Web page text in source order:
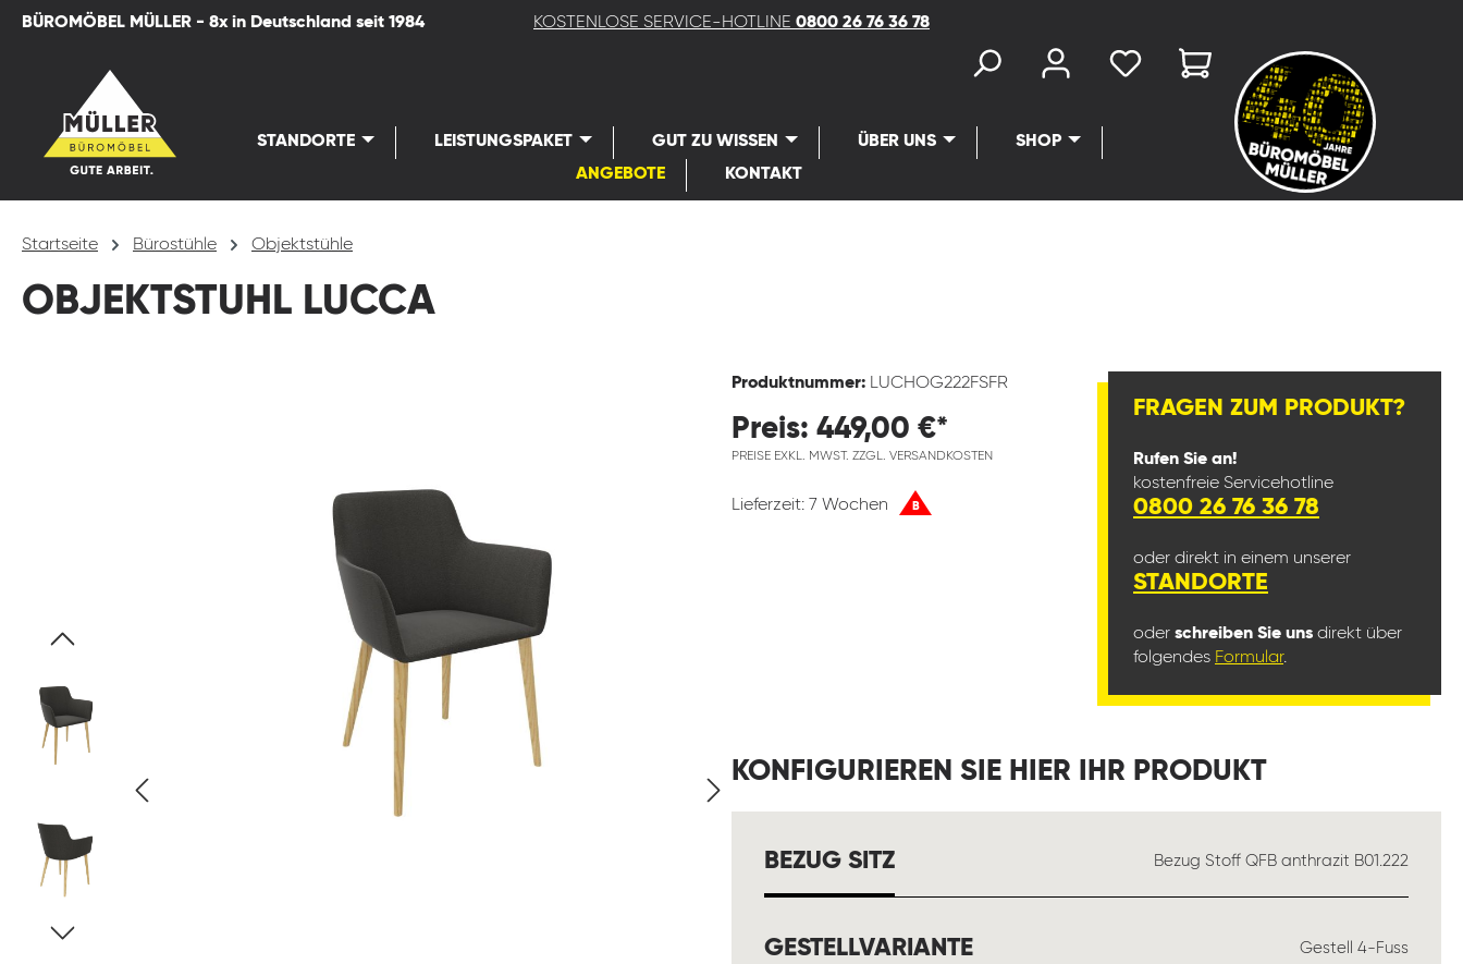
Zur Hauptnavigation springen
BÜROMÖBEL MÜLLER - 8x in Deutschland seit 1984 KOSTENLOSE SERVICE-HOTLINE 0800 26 76 36 78
STANDORTE LEISTUNGSPAKET GUT ZU WISSEN ÜBER UNS
SHOP
ANGEBOTE
KONTAKT
Startseite Bürostühle Objektstühle
OBJEKTSTUHL LUCCA
Produktnummer: LUCHOG222FSFR
Preis: 449,00 €*
PREISE EXKL. MWST. ZZGL. VERSANDKOSTEN
Lieferzeit: 7 Wochen B
FRAGEN ZUM PRODUKT?
Rufen Sie an!
kostenfreie Servicehotline
0800 26 76 36 78
oder direkt in einem unserer
STANDORTE
oder schreiben Sie uns direkt über
folgendes Formular.
KONFIGURIEREN SIE HIER IHR PRODUKT
BEZUG SITZAUSWÄHLEN Bezug Stoff QFB anthrazit B01.222
GESTELLVARIANTEAUSWÄHLEN Gestell 4-Fuss